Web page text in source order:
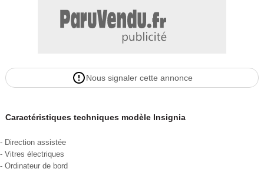
– Allumage des phares automatique
– Phares antibrouillard
– Rétroviseur intérieur électrochrome
Extérieur
– Radar de stationnement AV et AR
– Rétroviseurs rabattables électriquement
Nous signaler cette annonce
Caractéristiques techniques modèle Insignia
- Direction assistée
- Vitres électriques
- Ordinateur de bord